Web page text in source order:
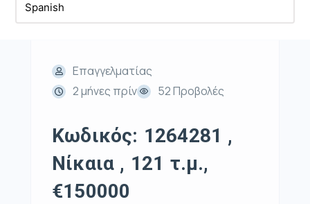
Spanish
Επαγγελματίας
2 μήνες πρίν
52 Προβολές
Κωδικός: 1264281 ,
Νίκαια , 121 τ.μ.,
€150000